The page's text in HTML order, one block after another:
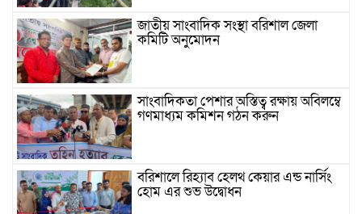
জাতীয় সাংবাদিক সংস্থা বরিশাল জেলা
কমিটি অনুমোদন
সাংবাদিকতা পেশার অস্তিত্ব রক্ষায় অবিলম্বে
গণমাধ্যম কমিশন গঠন করুন
বরিশালে রিহ্যাব হেলথ কেয়ার এন্ড নার্সিং
হোম এর শুভ উদ্বোধন